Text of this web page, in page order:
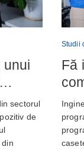
unui
sectorul
de
Studii
Fă